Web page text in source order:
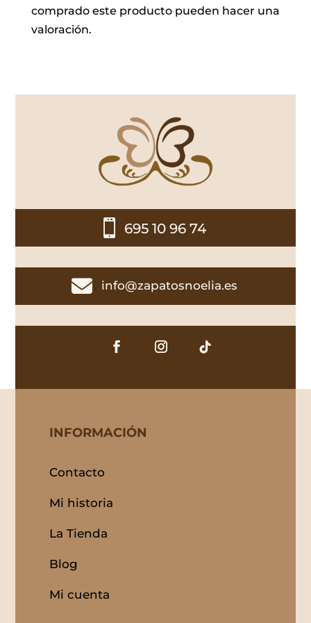
comprado este producto pueden hacer una
valoración.
 695 10 96 74
 info@zapatosnoelia.es
INFORMACIÓN
Contacto
Mi historia
La Tienda
Blog
Mi cuenta